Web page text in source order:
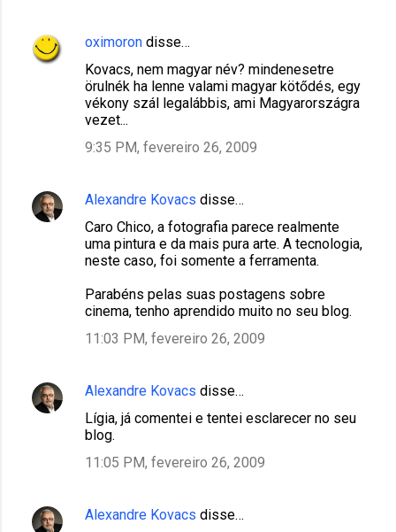
oximoron disse…
Kovacs, nem magyar név? mindenesetre
örulnék ha lenne valami magyar kötődés, egy
vékony szál legalábbis, ami Magyarországra
vezet...
9:35 PM, fevereiro 26, 2009
Alexandre Kovacs disse…
Caro Chico, a fotografia parece realmente
uma pintura e da mais pura arte. A tecnologia,
neste caso, foi somente a ferramenta.
Parabéns pelas suas postagens sobre
cinema, tenho aprendido muito no seu blog.
11:03 PM, fevereiro 26, 2009
Alexandre Kovacs disse…
Lígia, já comentei e tentei esclarecer no seu
blog.
11:05 PM, fevereiro 26, 2009
Alexandre Kovacs disse…